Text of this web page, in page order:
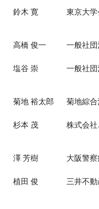
鈴木 寛 東京大
高橋 俊一 一般社
塩谷 崇 一般社
菊地 裕太郎 菊地綜
杉本 茂 株式会
澤 芳樹 大阪警
植田 俊 三井不